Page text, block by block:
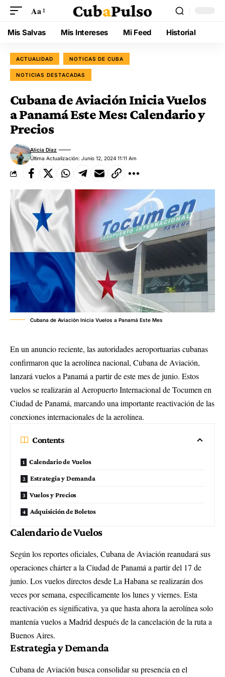
Aa
Mis Salvas Mis Intereses Mi Feed Historial
ACTUALIDAD NOTICAS DE CUBA
NOTICIAS DESTACADAS
Cubana de Aviación Inicia Vuelos
a Panamá Este Mes: Calendario y
Precios
Última Actualización: Junio 12, 2024 11:11 Am
Alicia Díaz
Cubana de Aviación Inicia Vuelos a Panamá Este Mes
En un anuncio reciente, las autoridades aeroportuarias cubanas
confirmaron que la aerolínea nacional, Cubana de Aviación,
lanzará vuelos a Panamá a partir de este mes de junio. Estos
vuelos se realizarán al Aeropuerto Internacional de Tocumen en
Ciudad de Panamá, marcando una importante reactivación de las
conexiones internacionales de la aerolínea.
Contents
Calendario de Vuelos
Estrategia y Demanda
Vuelos y Precios
Adquisición de Boletos
Calendario de Vuelos
Según los reportes oficiales, Cubana de Aviación reanudará sus
operaciones chárter a la Ciudad de Panamá a partir del 17 de
junio. Los vuelos directos desde La Habana se realizarán dos
veces por semana, específicamente los lunes y viernes. Esta
reactivación es significativa, ya que hasta ahora la aerolínea solo
mantenía vuelos a Madrid después de la cancelación de la ruta a
Buenos Aires.
Estrategia y Demanda
Cubana de Aviación busca consolidar su presencia en el